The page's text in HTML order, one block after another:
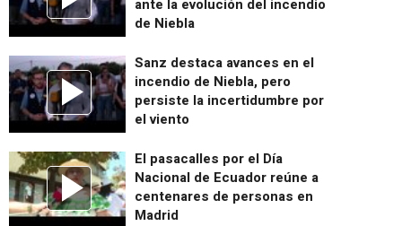
ante la evolución del incendio
de Niebla
Sanz destaca avances en el
incendio de Niebla, pero
persiste la incertidumbre por
el viento
El pasacalles por el Día
Nacional de Ecuador reúne a
centenares de personas en
Madrid